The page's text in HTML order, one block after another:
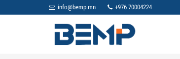
info@bemp.mn +976 70004224